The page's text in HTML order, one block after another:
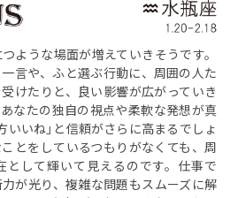
ような場面が増えていきそうです。
言や、ふと選ぶ行動に、周囲の人た
けたりと、良い影響が広がっていき
なたの独自の視点や柔軟な発想が真
いいね」と信頼がさらに高まるでしょ
とをしているつもりがなくても、周
として輝いて見えるのです。仕事で
が光り、複雑な問題もスムーズに解